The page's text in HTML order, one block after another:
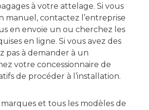
à votre attelage. Si vous
manuel, contactez l’entreprise
en envoie un ou cherchez les
en ligne. Si vous avez des
pas à demander à un
votre concessionnaire de
de procéder à l’installation.
et tous les modèles de